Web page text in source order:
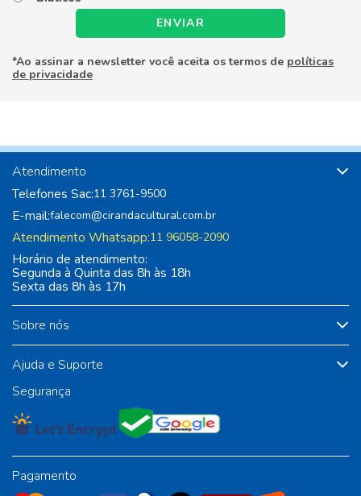
ENVIAR
*Ao assinar a newsletter você aceita os termos de políticas
de privacidade
Sobre nós
Ajuda e Suporte
Atendimento
Telefones Sac:11 3761-9500
E-mail:falecom@cirandacultural.com.br
Atendimento Whatsapp:11 96058-2090
Horário de atendimento:
Segunda à Quinta das 8h às 18h
Sexta das 8h às 17h
Segurança
Pagamento